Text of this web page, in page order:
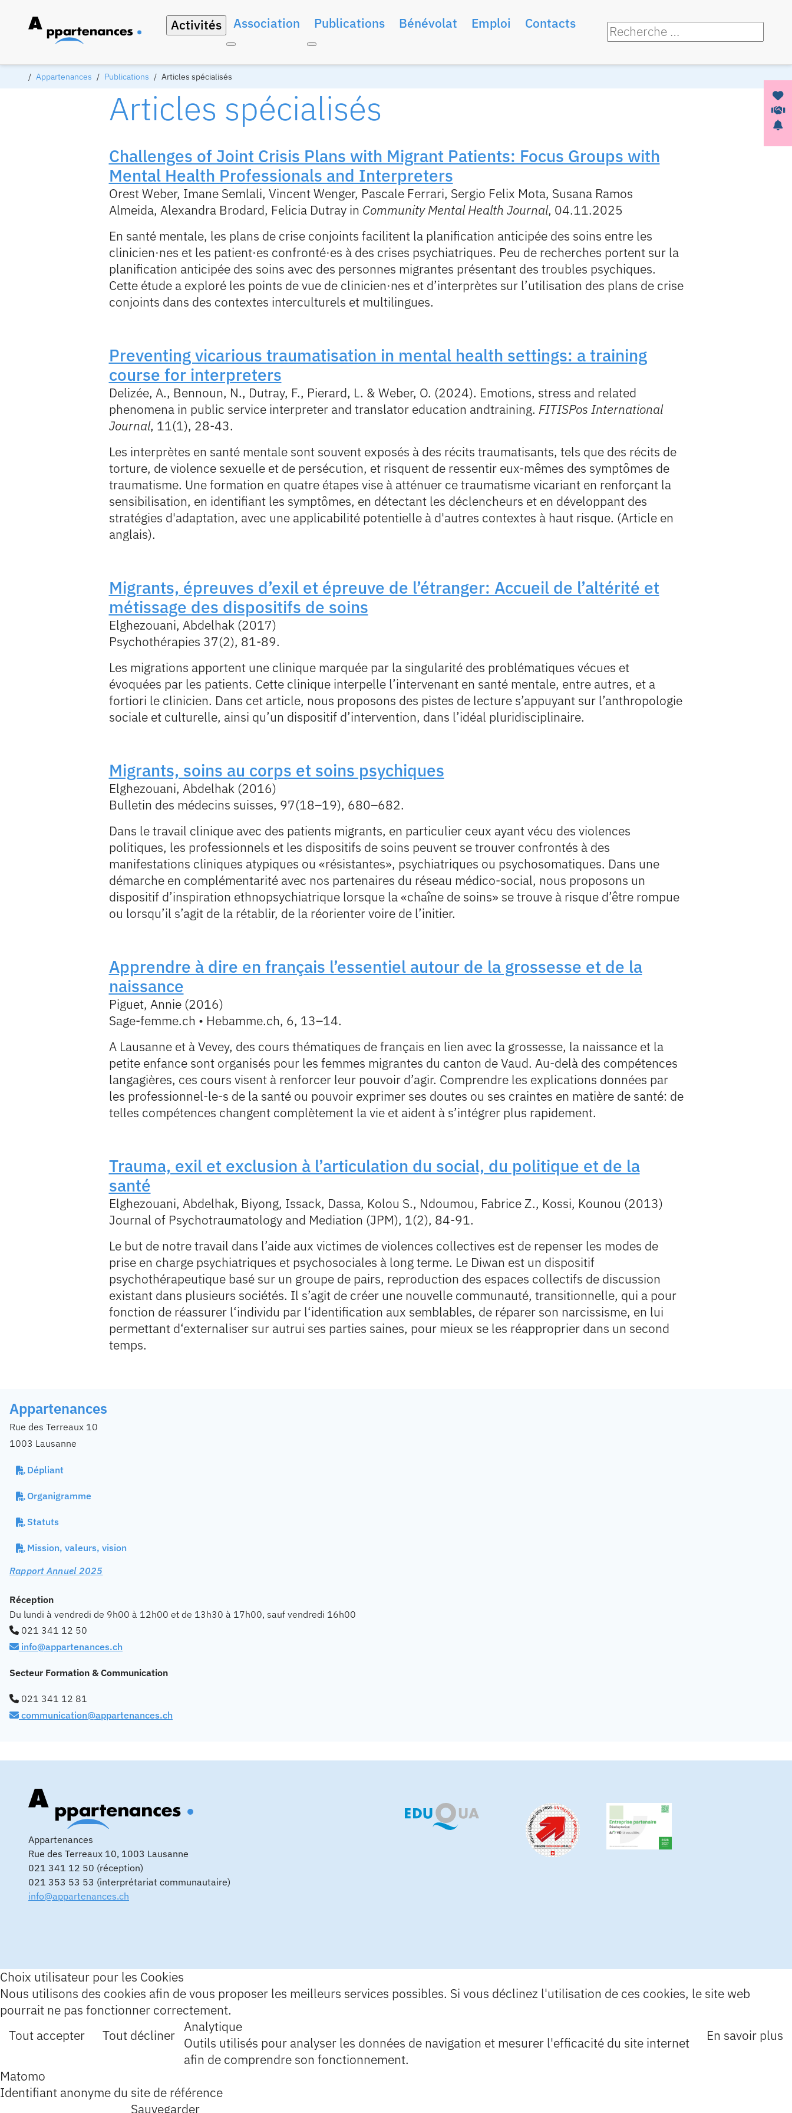
Activités Association Publications Bénévolat Emploi Contacts
Appartenances Publications Articles spécialisés
Articles spécialisés
Challenges of Joint Crisis Plans with Migrant Patients: Focus Groups with
Mental Health Professionals and Interpreters
Orest Weber, Imane Semlali, Vincent Wenger, Pascale Ferrari, Sergio Felix Mota, Susana Ramos
Almeida, Alexandra Brodard, Felicia Dutray in Community Mental Health Journal, 04.11.2025
En santé mentale, les plans de crise conjoints facilitent la planification anticipée des soins entre les
clinicien·nes et les patient·es confronté·es à des crises psychiatriques. Peu de recherches portent sur la
planification anticipée des soins avec des personnes migrantes présentant des troubles psychiques.
Cette étude a exploré les points de vue de clinicien·nes et d’interprètes sur l’utilisation des plans de crise
conjoints dans des contextes interculturels et multilingues.
Preventing vicarious traumatisation in mental health settings: a training
course for interpreters
Delizée, A., Bennoun, N., Dutray, F., Pierard, L. & Weber, O. (2024). Emotions, stress and related
phenomena in public service interpreter and translator education andtraining. FITISPos International
Journal, 11(1), 28-43.
Les interprètes en santé mentale sont souvent exposés à des récits traumatisants, tels que des récits de
torture, de violence sexuelle et de persécution, et risquent de ressentir eux-mêmes des symptômes de
traumatisme. Une formation en quatre étapes vise à atténuer ce traumatisme vicariant en renforçant la
sensibilisation, en identifiant les symptômes, en détectant les déclencheurs et en développant des
stratégies d'adaptation, avec une applicabilité potentielle à d'autres contextes à haut risque. (Article en
anglais).
Migrants, épreuves d’exil et épreuve de l’étranger: Accueil de l’altérité et
métissage des dispositifs de soins
Elghezouani, Abdelhak (2017)
Psychothérapies 37(2), 81-89.
Les migrations apportent une clinique marquée par la singularité des problématiques vécues et
évoquées par les patients. Cette clinique interpelle l’intervenant en santé mentale, entre autres, et a
fortiori le clinicien. Dans cet article, nous proposons des pistes de lecture s’appuyant sur l’anthropologie
sociale et culturelle, ainsi qu’un dispositif d’intervention, dans l’idéal pluridisciplinaire.
Migrants, soins au corps et soins psychiques
Elghezouani, Abdelhak (2016)
Bulletin des médecins suisses, 97(18–19), 680–682.
Dans le travail clinique avec des patients migrants, en particulier ceux ayant vécu des violences
politiques, les professionnels et les dispositifs de soins peuvent se trouver confrontés à des
manifestations cliniques atypiques ou «résistantes», psychiatriques ou psychosomatiques. Dans une
démarche en complémentarité avec nos partenaires du réseau médico-social, nous proposons un
dispositif d’inspiration ethnopsychiatrique lorsque la «chaîne de soins» se trouve à risque d’être rompue
ou lorsqu’il s’agit de la rétablir, de la réorienter voire de l’initier.
Apprendre à dire en français l’essentiel autour de la grossesse et de la
naissance
Piguet, Annie (2016)
Sage-femme.ch • Hebamme.ch, 6, 13–14.
A Lausanne et à Vevey, des cours thématiques de français en lien avec la grossesse, la naissance et la
petite enfance sont organisés pour les femmes migrantes du canton de Vaud. Au-delà des compétences
langagières, ces cours visent à renforcer leur pouvoir d’agir. Comprendre les explications données par
les professionnel-le-s de la santé ou pouvoir exprimer ses doutes ou ses craintes en matière de santé: de
telles compétences changent complètement la vie et aident à s’intégrer plus rapidement.
Trauma, exil et exclusion à l’articulation du social, du politique et de la
santé
Elghezouani, Abdelhak, Biyong, Issack, Dassa, Kolou S., Ndoumou, Fabrice Z., Kossi, Kounou (2013)
Journal of Psychotraumatology and Mediation (JPM), 1(2), 84-91.
Le but de notre travail dans l’aide aux victimes de violences collectives est de repenser les modes de
prise en charge psychiatriques et psychosociales à long terme. Le Diwan est un dispositif
psychothérapeutique basé sur un groupe de pairs, reproduction des espaces collectifs de discussion
existant dans plusieurs sociétés. Il s’agit de créer une nouvelle communauté, transitionnelle, qui a pour
fonction de réassurer l‘individu par l‘identification aux semblables, de réparer son narcissisme, en lui
permettant d‘externaliser sur autrui ses parties saines, pour mieux se les réapproprier dans un second
temps.
Appartenances
Rue des Terreaux 10
1003 Lausanne
Dépliant
Organigramme
Statuts
Mission, valeurs, vision
Rapport Annuel 2025
Réception
Du lundi à vendredi de 9h00 à 12h00 et de 13h30 à 17h00, sauf vendredi 16h00
021 341 12 50
info@appartenances.ch
Secteur Formation & Communication
021 341 12 81
communication@appartenances.ch
Appartenances
Rue des Terreaux 10, 1003 Lausanne
021 341 12 50 (réception)
021 353 53 53 (interprétariat communautaire)
info@appartenances.ch
Choix utilisateur pour les Cookies
Nous utilisons des cookies afin de vous proposer les meilleurs services possibles. Si vous déclinez l'utilisation de ces cookies, le site web
pourrait ne pas fonctionner correctement.
Tout accepter
Tout décliner En savoir plus
Analytique
Outils utilisés pour analyser les données de navigation et mesurer l'efficacité du site internet
afin de comprendre son fonctionnement.
Matomo
Identifiant anonyme du site de référence
Sauvegarder